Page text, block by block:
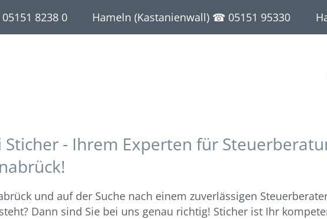
05151 8238 0 Hameln (Kastanienwall) ☎ 05151 95330
- Ihrem Experten für
und auf der Suche nach einem zuverlässigen
Dann sind Sie bei uns genau richtig! Sticher ist Ihr